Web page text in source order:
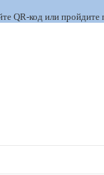
QR-код или пройдите